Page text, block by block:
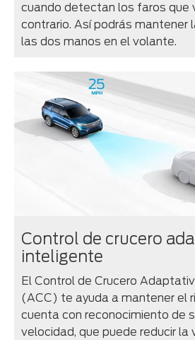
cuando detectan los faros que
contrario. Así podrás mantener
las dos manos en el volante.
Control de crucero
inteligente
El Control de Crucero
(ACC) te ayuda a mantener el
cuenta con reconocimiento de
velocidad, que puede reducir la